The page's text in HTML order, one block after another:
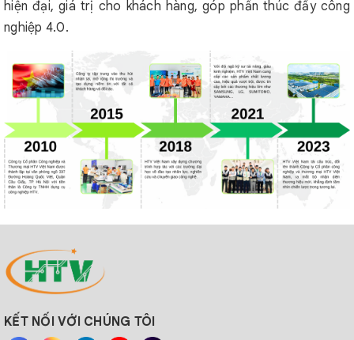
hiện đại, giá trị cho khách hàng, góp phần thúc đẩy công
nghiệp 4.0.
KẾT NỐI VỚI CHÚNG TÔI